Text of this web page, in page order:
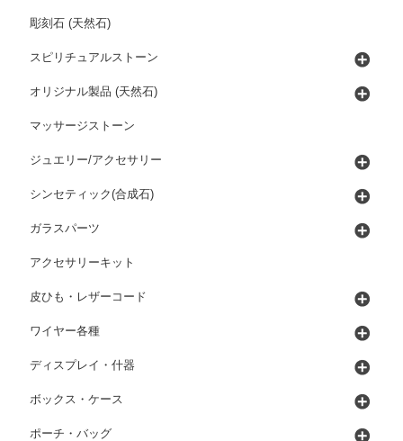
彫刻石 (天然石)
スピリチュアルストーン
オリジナル製品 (天然石)
マッサージストーン
ジュエリー/アクセサリー
シンセティック(合成石)
ガラスパーツ
アクセサリーキット
皮ひも・レザーコード
ワイヤー各種
ディスプレイ・什器
ボックス・ケース
ポーチ・バッグ